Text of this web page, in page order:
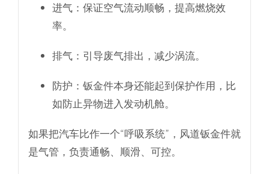
进气：保证空气流动顺畅，提高燃烧效
率。
排气：引导废气排出，减少涡流。
防护 ：钣金件本身还能起到保护作用，比
如防止异物进入发动机舱。
如果把汽车比作一个“呼吸系统”，风道钣金件就
是气管，负责通畅、顺滑、可控。